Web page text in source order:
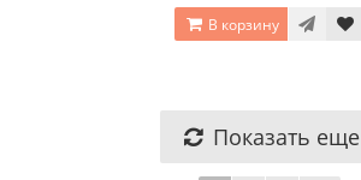
В корзину
Показать еще